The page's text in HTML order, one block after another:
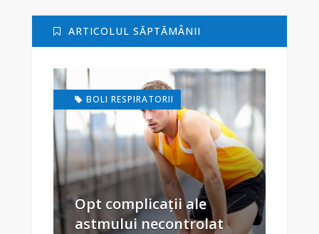
ARTICOLUL SĂPTĂMÂNII
BOLI RESPIRATORII
Opt complicații ale
astmului necontrolat